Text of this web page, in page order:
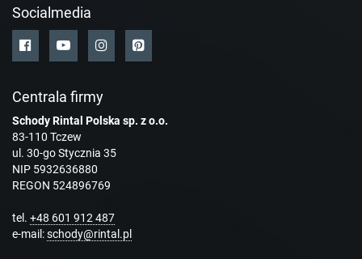
Socialmedia
Centrala firmy
Schody Rintal Polska sp. z o.o.
83-110 Tczew
ul. 30-go Stycznia 35
NIP 5932636880
REGON 524896769
tel. +48 601 912 487
e-mail:schody@rintal.pl